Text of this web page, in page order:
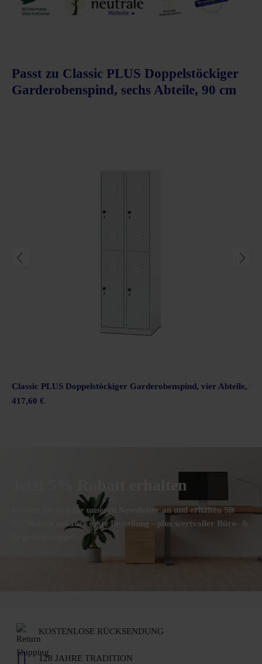
Passt zu Classic PLUS Doppelstöckiger
Garderobenspind, sechs Abteile, 90 cm
cmClassic PLUS Doppelstöckiger Garderobenspind, vier Abteile, 60
417,60 €
Jetzt 5% Rabatt erhalten
Melden Sie sich für unseren Newsletter an und erhalten Sie
5% Rabatt auf Ihre erste Bestellung - plus wertvoller Büro- &
KOSTENLOSE RÜCKSENDUNG
128 JAHRE TRADITION